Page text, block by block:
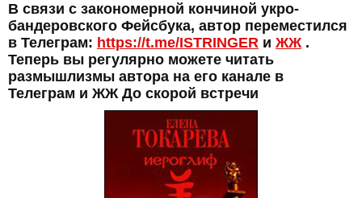
В связи с закономерной кончиной укро-
бандеровского Фейсбука, автор переместился
в Телеграм: https://t.me/ISTRINGER и ЖЖ.
Теперь вы регулярно можете читать
размышлизмы автора на его канале в
Телеграм и ЖЖ До скорой встречи